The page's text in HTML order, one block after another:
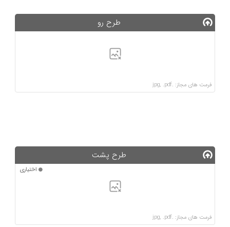
طرح رو
فرمت های مجاز: .jpg, .pdf
طرح پشت
اختیاری
فرمت های مجاز: .jpg, .pdf